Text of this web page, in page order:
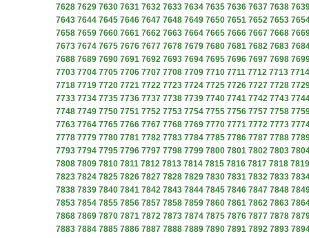
7628 7629 7630 7631 7632 7633 7634 7635 7636 7637 7638
7643 7644 7645 7646 7647 7648 7649 7650 7651 7652 7653
7658 7659 7660 7661 7662 7663 7664 7665 7666 7667 7668
7673 7674 7675 7676 7677 7678 7679 7680 7681 7682 7683
7688 7689 7690 7691 7692 7693 7694 7695 7696 7697 7698
7703 7704 7705 7706 7707 7708 7709 7710 7711 7712 7713 7714
7718 7719 7720 7721 7722 7723 7724 7725 7726 7727 7728
7733 7734 7735 7736 7737 7738 7739 7740 7741 7742 7743
7748 7749 7750 7751 7752 7753 7754 7755 7756 7757 7758
7763 7764 7765 7766 7767 7768 7769 7770 7771 7772 7773
7778 7779 7780 7781 7782 7783 7784 7785 7786 7787 7788
7793 7794 7795 7796 7797 7798 7799 7800 7801 7802 7803
7808 7809 7810 7811 7812 7813 7814 7815 7816 7817 7818 7819
7823 7824 7825 7826 7827 7828 7829 7830 7831 7832 7833
7838 7839 7840 7841 7842 7843 7844 7845 7846 7847 7848
7853 7854 7855 7856 7857 7858 7859 7860 7861 7862 7863
7868 7869 7870 7871 7872 7873 7874 7875 7876 7877 7878
7883 7884 7885 7886 7887 7888 7889 7890 7891 7892 7893